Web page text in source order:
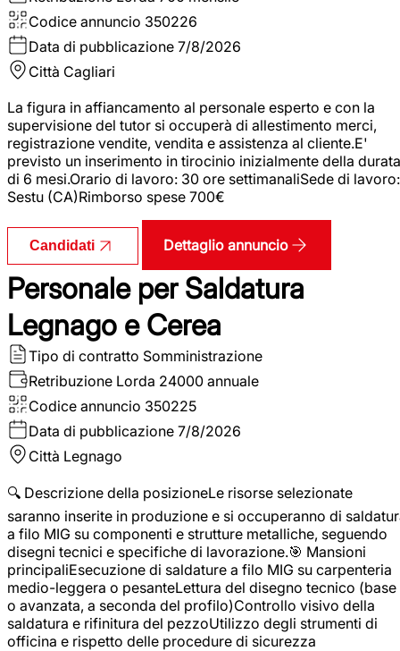
Codice annuncio 350226
Data di pubblicazione 7/8/2026
Città Cagliari
La figura in affiancamento al personale esperto e con la
supervisione del tutor si occuperà di allestimento merci,
registrazione vendite, vendita e assistenza al cliente.E'
previsto un inserimento in tirocinio inizialmente della durata
di 6 mesi.Orario di lavoro: 30 ore settimanaliSede di lavoro:
Sestu (CA)Rimborso spese 700€
Candidati Dettaglio annuncio
Personale per Saldatura
Legnago e Cerea
Tipo di contratto Somministrazione
Retribuzione Lorda 24000 annuale
Codice annuncio 350225
Data di pubblicazione 7/8/2026
Città Legnago
🔍 Descrizione della posizioneLe risorse selezionate
saranno inserite in produzione e si occuperanno di
a filo MIG su componenti e strutture metalliche, seguendo
disegni tecnici e specifiche di lavorazione.🎯 Mansioni
principaliEsecuzione di saldature a filo MIG su carpenteria
medio-leggera o pesanteLettura del disegno tecnico (base
o avanzata, a seconda del profilo)Controllo visivo della
saldatura e rifinitura del pezzoUtilizzo degli strumenti di
officina e rispetto delle procedure di sicurezza